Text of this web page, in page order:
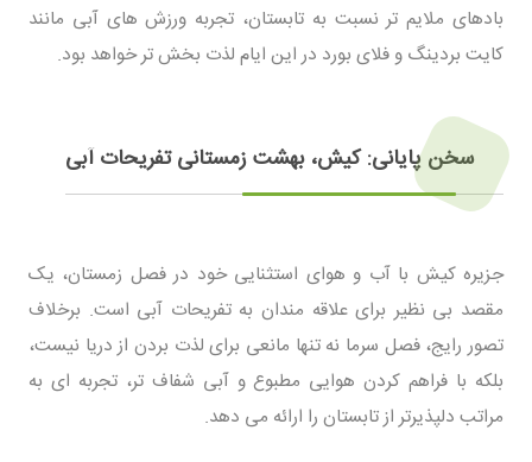
بادهای ملایم تر نسبت به تابستان، تجربه ورزش های آبی مانند
کایت بردینگ و فلای بورد در این ایام لذت بخش تر خواهد بود.
سخن پایانی: کیش، بهشت زمستانی تفریحات آبی
جزیره کیش با آب و هوای استثنایی خود در فصل زمستان، یک
مقصد بی نظیر برای علاقه مندان به تفریحات آبی است. برخلاف
تصور رایج، فصل سرما نه تنها مانعی برای لذت بردن از دریا نیست،
بلکه با فراهم کردن هوایی مطبوع و آبی شفاف تر، تجربه ای به
مراتب دلپذیرتر از تابستان را ارائه می دهد.